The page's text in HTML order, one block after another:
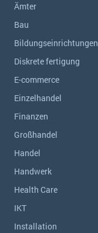
Ämter
Bau
Bildungseinrichtungen
Diskrete fertigung
E-commerce
Einzelhandel
Finanzen
Großhandel
Handel
Handwerk
Health Care
IKT
Installation